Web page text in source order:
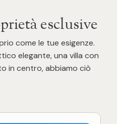
esclusive
come le tue esigenze.
elegante, una villa con
in centro, abbiamo ciò